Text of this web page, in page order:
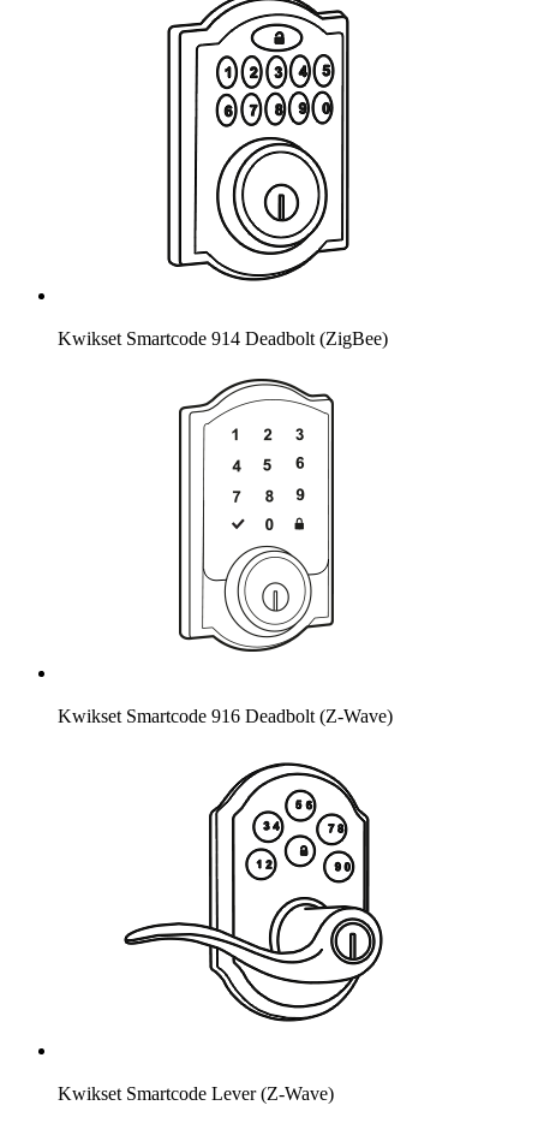
Kwikset Smartcode 914 Deadbolt (ZigBee)
Kwikset Smartcode 916 Deadbolt (Z-Wave)
Kwikset Smartcode Lever (Z-Wave)